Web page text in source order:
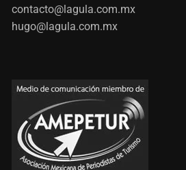
contacto@lagula.com.mx
hugo@lagula.com.mx